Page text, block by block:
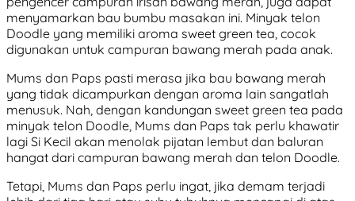
menyamarkan bau bumbu masakan ini. Minyak telon
Doodle yang memiliki aroma sweet green tea, cocok
digunakan untuk campuran bawang merah pada anak.
Mums dan Paps pasti merasa jika bau bawang merah
yang tidak dicampurkan dengan aroma lain sangatlah
menusuk. Nah, dengan kandungan sweet green tea pada
minyak telon Doodle, Mums dan Paps tak perlu khawatir
lagi Si Kecil akan menolak pijatan lembut dan baluran
hangat dari campuran bawang merah dan telon Doodle.
Tetapi, Mums dan Paps perlu ingat, jika demam terjadi